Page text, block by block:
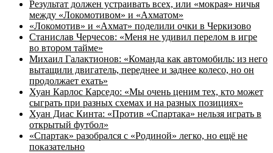
Результат должен устраивать всех, или «мокрая» ничья
между «Локомотивом» и «Ахматом»
«Локомотив» и «Ахмат» поделили очки в Черкизово
Станислав Черчесов: «Меня не удивил перелом в игре
во втором тайме»
Михаил Галактионов: «Команда как автомобиль: из него
вытащили двигатель, переднее и заднее колесо, но он
продолжает ехать»
Хуан Карлос Карседо: «Мы очень ценим тех, кто может
сыграть при разных схемах и на разных позициях»
Хуан Диас Кинта: «Против «Спартака» нельзя играть в
открытый футбол»
«Спартак» разобрался с «Родиной» легко, но ещё не
показательно